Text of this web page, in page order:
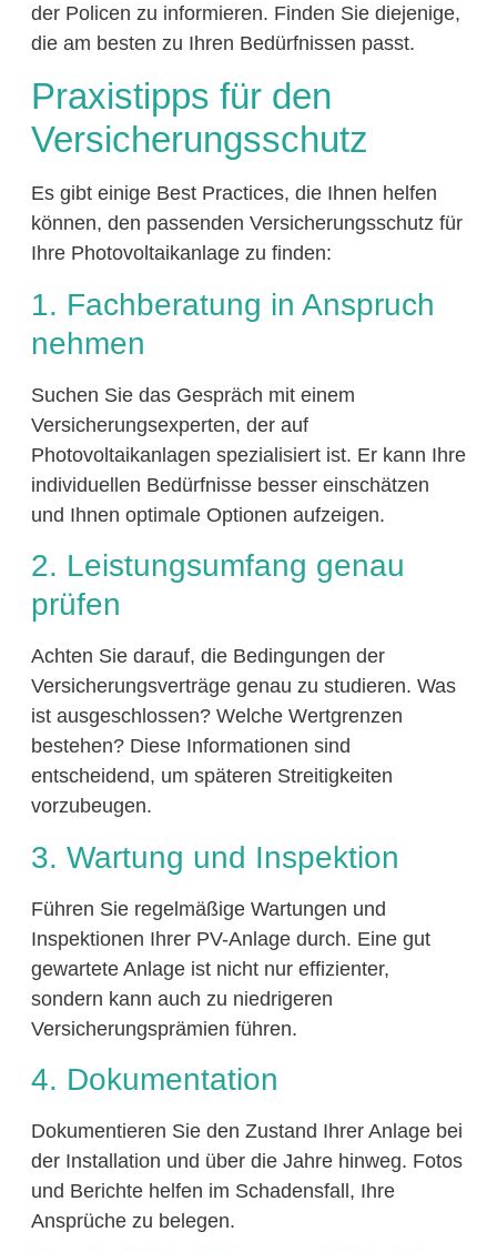
der Policen zu informieren. Finden Sie diejenige,
die am besten zu Ihren Bedürfnissen passt.
Praxistipps für den
Versicherungsschutz
Es gibt einige Best Practices, die Ihnen helfen
können, den passenden Versicherungsschutz für
Ihre Photovoltaikanlage zu finden:
1. Fachberatung in Anspruch
nehmen
Suchen Sie das Gespräch mit einem
Versicherungsexperten, der auf
Photovoltaikanlagen spezialisiert ist. Er kann Ihre
individuellen Bedürfnisse besser einschätzen
und Ihnen optimale Optionen aufzeigen.
2. Leistungsumfang genau
prüfen
Achten Sie darauf, die Bedingungen der
Versicherungsverträge genau zu studieren. Was
ist ausgeschlossen? Welche Wertgrenzen
bestehen? Diese Informationen sind
entscheidend, um späteren Streitigkeiten
vorzubeugen.
3. Wartung und Inspektion
Führen Sie regelmäßige Wartungen und
Inspektionen Ihrer PV-Anlage durch. Eine gut
gewartete Anlage ist nicht nur effizienter,
sondern kann auch zu niedrigeren
Versicherungsprämien führen.
4. Dokumentation
Dokumentieren Sie den Zustand Ihrer Anlage bei
der Installation und über die Jahre hinweg. Fotos
und Berichte helfen im Schadensfall, Ihre
Ansprüche zu belegen.